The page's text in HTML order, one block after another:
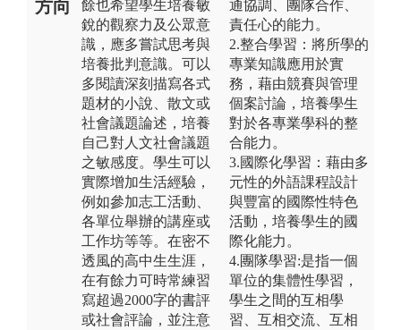
方向
餘也希望學生培養敏
銳的觀察力及公眾意
識，應多嘗試思考與
培養批判意識。可以
多閱讀深刻描寫各式
題材的小說、散文或
社會議題論述，培養
自己對人文社會議題
之敏感度。學生可以
實際增加生活經驗，
例如參加志工活動、
各單位舉辦的講座或
工作坊等等。在密不
透風的高中生生涯，
在有餘力可時常練習
寫超過2000字的書評
或社會評論，並注意
通協調、團隊合作、
責任心的能力。
2.整合學習：將所學的
專業知識應用於實
務，藉由競賽與管理
個案討論，培養學生
對於各專業學科的整
合能力。
3.國際化學習：藉由多
元性的外語課程設計
與豐富的國際性特色
活動，培養學生的國
際化能力。
4.團隊學習:是指一個
單位的集體性學習，
學生之間的互相學
習、互相交流、互相